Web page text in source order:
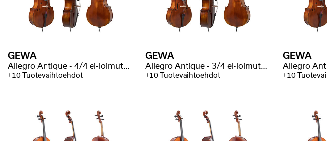
GEWA
Allegro Antique - 4/4 ei-loimutettu
+10 Tuotevaihtoehdot
GEWA
Allegro Antique - 3/4 ei-loimutettu
+10 Tuotevaihtoehdot
GEWA
+10